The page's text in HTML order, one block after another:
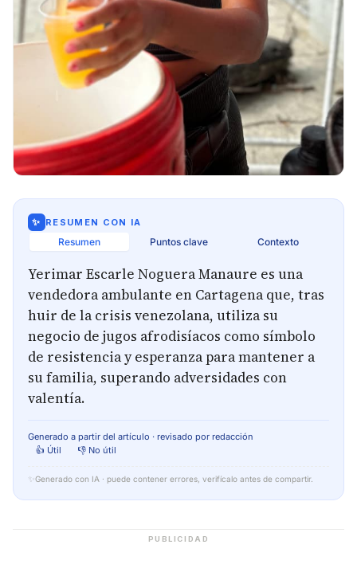
✨ RESUMEN CON IA
Resumen Puntos clave Contexto
Yerimar Escarle Noguera Manaure es una
vendedora ambulante en Cartagena que, tras
huir de la crisis venezolana, utiliza su
negocio de jugos afrodisíacos como símbolo
de resistencia y esperanza para mantener a
su familia, superando adversidades con
valentía.
Generado a partir del artículo · revisado por redacción
👍 Útil
👎 No útil
✨ Generado con IA · puede contener errores, verifícalo antes de compartir.
PUBLICIDAD